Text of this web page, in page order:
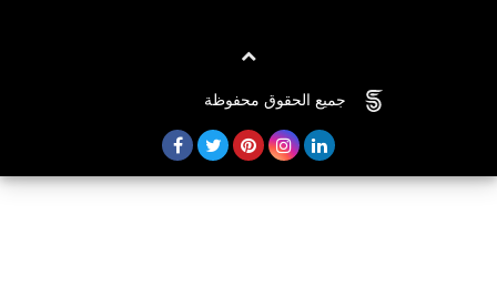
العاب
جميع الحقوق محفوظة